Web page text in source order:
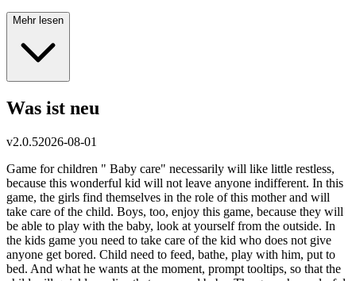
Mehr lesen
Was ist neu
v2.0.52026-08-01
Game for children " Baby care" necessarily will like little restless,
because this wonderful kid will not leave anyone indifferent. In this
game, the girls find themselves in the role of this mother and will
take care of the child. Boys, too, enjoy this game, because they will
be able to play with the baby, look at yourself from the outside. In
the kids game you need to take care of the kid who does not give
anyone get bored. Child need to feed, bathe, play with him, put to
bed. And what he wants at the moment, prompt tooltips, so that the